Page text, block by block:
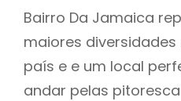
Bairro Da Jamaica
maiores
país e e um local
andar pelas